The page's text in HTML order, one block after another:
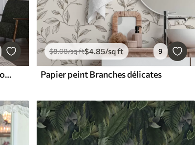
Papier peint Feuilles tropicales sombres sur fond foncé
$8.08/sq ft$4.85/sq ft 9
Papier peint Branches délicates